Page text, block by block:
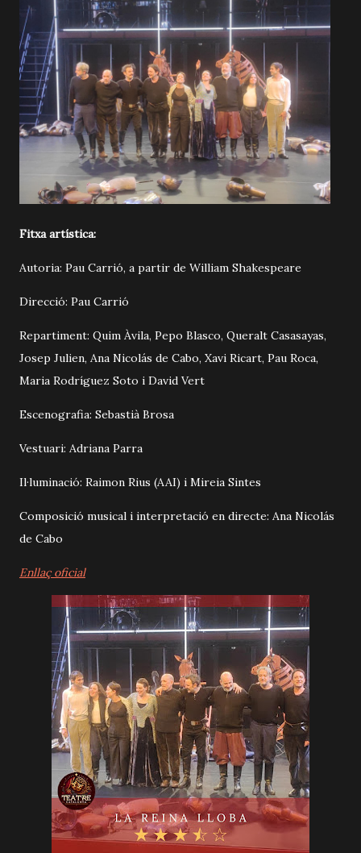
Fitxa artística:
Autoria: Pau Carrió, a partir de William Shakespeare
Direcció: Pau Carrió
Repartiment: Quim Àvila, Pepo Blasco, Queralt Casasayas,
Josep Julien, Ana Nicolás de Cabo, Xavi Ricart, Pau Roca,
Maria Rodríguez Soto i David Vert
Escenografia: Sebastià Brosa
Vestuari: Adriana Parra
Il·luminació: Raimon Rius (AAI) i Mireia Sintes
Composició musical i interpretació en directe: Ana Nicolás
de Cabo
Enllaç oficial